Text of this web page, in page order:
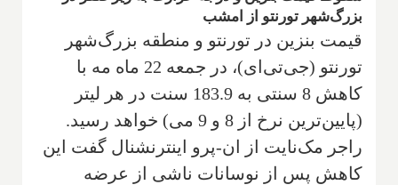
بزرگ‌شهر تورنتو از امشب
قیمت بنزین در تورنتو و منطقه بزرگ‌شهر
تورنتو (جی‌تی‌ای)، در جمعه 22 ماه مه با
کاهش 8 سنتی به 183.9 سنت در هر لیتر
(پایین‌ترین نرخ از 8 و 9 می) خواهد رسید.
راجر مک‌نایت از ان-پرو اینترنشنال گفت این
کاهش پس از نوسانات ناشی از عرضه